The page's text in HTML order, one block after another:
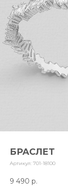
БРАСЛЕТ
Артикул: 701-18100
9 490 р.